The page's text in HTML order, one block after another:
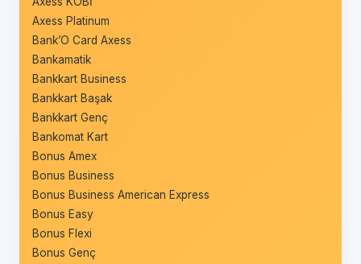
Axess Platinum
Bank’O Card Axess
Bankamatik
Bankkart Business
Bankkart Başak
Bankkart Genç
Bankomat Kart
Bonus Amex
Bonus Business
Bonus Business American Express
Bonus Easy
Bonus Flexi
Bonus Genç